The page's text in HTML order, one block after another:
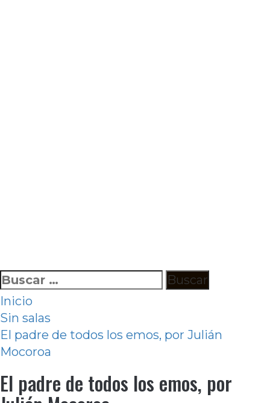
Ir
al
contenido
Buscar:
Inicio
Sin salas
El padre de todos los emos, por Julián
Mocoroa
El padre de todos los emos, por